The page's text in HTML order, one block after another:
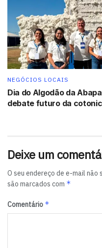
Black Friday do
de descontos.
NEGÓCIOS LOCAIS
Dia do Algodão da
debate futuro da
Deixe um
O seu endereço de e-mail não
são marcados com *
Comentário *